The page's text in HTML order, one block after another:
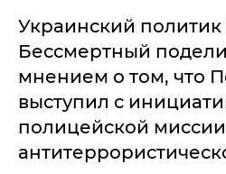
Украинский
Бессмертный
мнением о том, что
выступил с
полицейской